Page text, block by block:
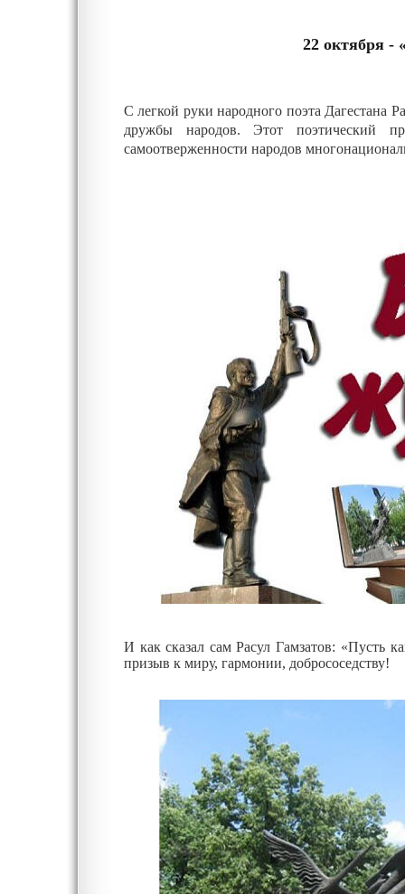
22
С легкой руки народного поэта Дагестана Расула Гамзатова, появился праздник поэзии, духовности,
дружбы народов. Этот поэтический праздник - светлая память о мужестве, стойкости,
самоотверженности народов
И как сказал сам Расул Гамзатов: «Пусть как можно больше людей услышат зов белых журавлей как
призыв к миру, гармонии, добрососедству!